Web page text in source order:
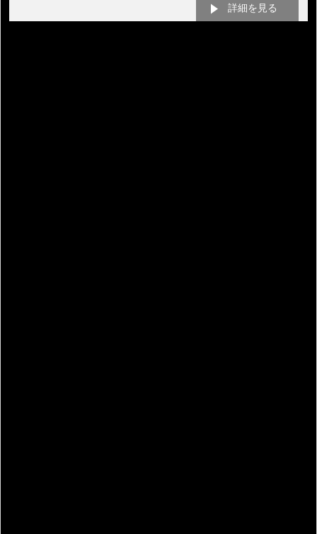
詳細を見る